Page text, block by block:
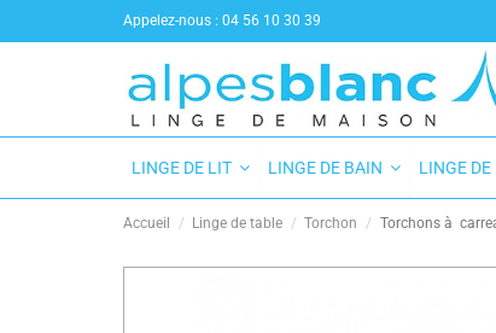
Appelez-nous : 04 56 10 30 39
LINGE DE LIT LINGE DE BAIN LINGE
Accueil Linge de table Torchon Torchons à